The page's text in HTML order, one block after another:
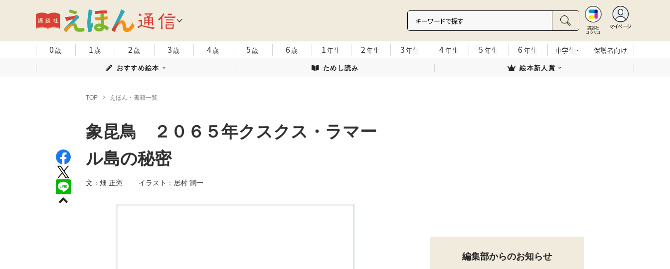
講談社
コクリコ
マイページ
0歳 1歳 2歳 3歳 4歳 5歳 6歳 1年生 2年生 3年生 4年生 5 年生 6 年生 中学生~
保護者向け
おすすめ絵本
ためし読み 絵本新人賞
TOP えほん・書籍一覧
象昆鳥 ２０６５年クスクス・ラマー
ル島の秘密
文：畑 正憲 イラスト：居村 潤一
編集部からのお知らせ